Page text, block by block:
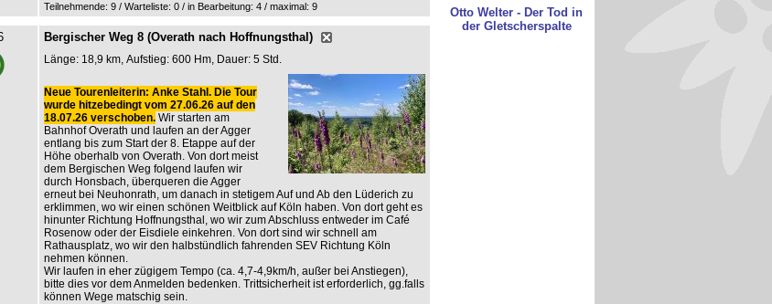
Teilnehmende: 9 / Warteliste: 0 / in Bearbeitung: 4 / maximal: 9
Bergischer Weg 8 (Overath nach Hoffnungsthal)
Länge: 18,9 km, Aufstieg: 600 Hm, Dauer: 5 Std.
Neue Tourenleiterin: Anke Stahl. Die Tour
wurde hitzebedingt vom 27.06.26 auf den
18.07.26 verschoben.Wir starten am
Bahnhof Overath und laufen an der Agger
entlang bis zum Start der 8. Etappe auf der
Höhe oberhalb von Overath. Von dort meist
dem Bergischen Weg folgend laufen wir
durch Honsbach, überqueren die Agger
erneut bei Neuhonrath, um danach in stetigem Auf und Ab den Lüderich zu
erklimmen, wo wir einen schönen Weitblick auf Köln haben. Von dort geht es
hinunter Richtung Hoffnungsthal, wo wir zum Abschluss entweder im Café
Rosenow oder der Eisdiele einkehren. Von dort sind wir schnell am
Rathausplatz, wo wir den halbstündlich fahrenden SEV Richtung Köln
nehmen können.
Wir laufen in eher zügigem Tempo (ca. 4,7-4,9km/h, außer bei Anstiegen),
bitte dies vor dem Anmelden bedenken. Trittsicherheit ist erforderlich, gg.falls
können Wege matschig sein.
Otto Welter - Der Tod in
der Gletscherspalte